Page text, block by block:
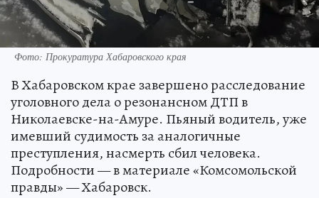
Фото: Прокуратура Хабаровского края
В Хабаровском крае завершено расследование
уголовного дела о резонансном ДТП в
Николаевске-на-Амуре. Пьяный водитель, уже
имевший судимость за аналогичные
преступления, насмерть сбил человека.
Подробности — в материале «Комсомольской
правды» — Хабаровск.